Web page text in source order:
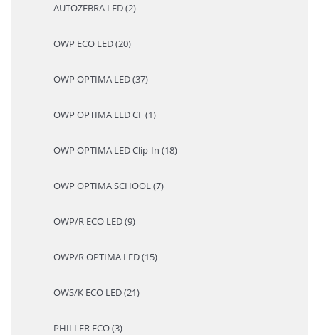
AUTOZEBRA LED (2)
OWP ECO LED (20)
OWP OPTIMA LED (37)
OWP OPTIMA LED CF (1)
OWP OPTIMA LED Clip-In (18)
OWP OPTIMA SCHOOL (7)
OWP/R ECO LED (9)
OWP/R OPTIMA LED (15)
OWS/K ECO LED (21)
PHILLER ECO (3)